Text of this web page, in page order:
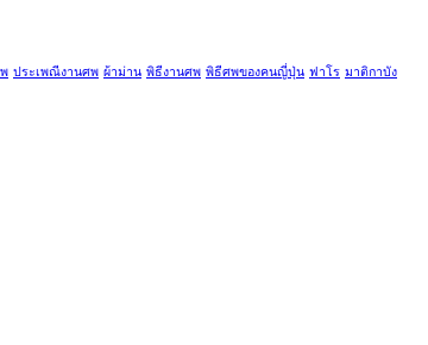
ประเพณีงานศพ ผ้าม่าน พิธีงานศพ พิธีศพของคนญี่ปุ่น ฟาโร มาติกาบัง